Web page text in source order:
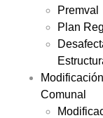
Premval
Plan
Comunal